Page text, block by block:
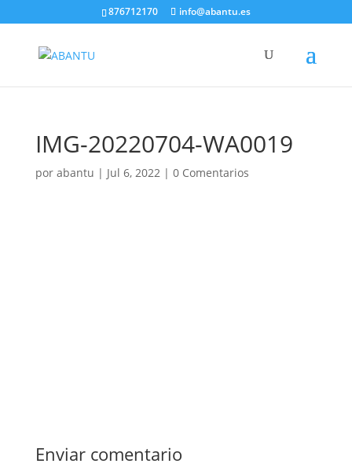
876712170 info@abantu.es
IMG-20220704-WA0019
por abantu | Jul 6, 2022| 0 Comentarios
Enviar comentario